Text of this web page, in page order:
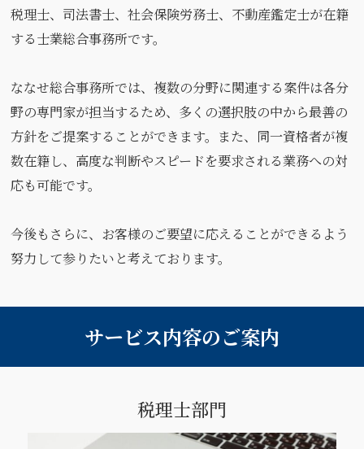
税理士、司法書士、社会保険労務士、不動産鑑定士が在籍
する士業総合事務所です。
ななせ総合事務所では、複数の分野に関連する案件は各分
野の専門家が担当するため、多くの選択肢の中から最善の
方針をご提案することができます。また、同一資格者が複
数在籍し、高度な判断やスピードを要求される業務への対
応も可能です。
今後もさらに、お客様のご要望に応えることができるよう
努力して参りたいと考えております。
サービス内容のご案内
税理士部門